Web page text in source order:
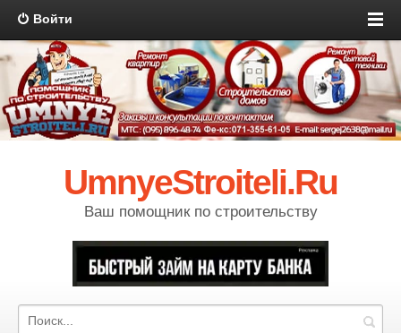
Войти
UmnyeStroiteli.Ru
Ваш помощник по строительству